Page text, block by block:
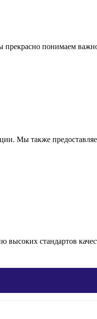
понимаем
Мы также
стандартов